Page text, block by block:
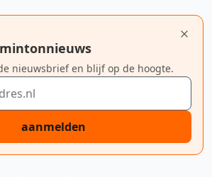
nieuwsbrief en blijf op de hoogte.
aanmelden